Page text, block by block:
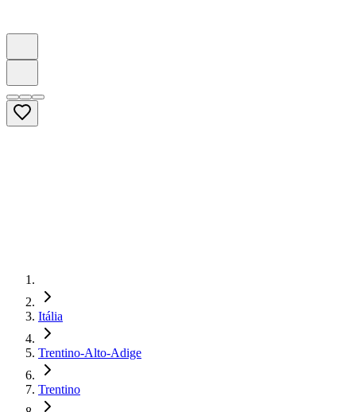
Itália
Trentino-Alto-Adige
Trentino